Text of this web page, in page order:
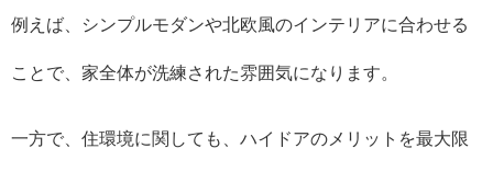
例えば、シンプルモダンや北欧風のインテリアに合わせる
ことで、家全体が洗練された雰囲気になります。
一方で、住環境に関しても、ハイドアのメリットを最大限